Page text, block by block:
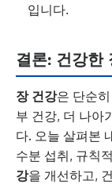
입니다.
결론: 건강한
장 건강은 단순
부 건강, 더 나아
다. 오늘 살펴본
수분 섭취, 규칙
강을 개선하고,